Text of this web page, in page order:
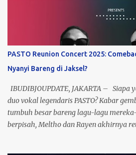
PASTO Reunion Concert 2025:
Nyanyi Bareng di Jaksel?
IBUDIBJOUPDATE, JAKARTA – Siapa
duo vokal legendaris PASTO? Kabar
tumbuh besar bareng lagu-lagu
berpisah, Meltho dan Rayen akhirnya